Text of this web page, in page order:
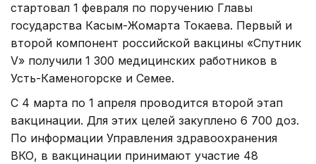
стартовал 1 февраля по поручению Главы
государства Касым-Жомарта Токаева. Первый и
второй компонент российской вакцины «Спутник
V» получили 1 300 медицинских работников в
Усть-Каменогорске и Семее.
С 4 марта по 1 апреля проводится второй этап
вакцинации. Для этих целей закуплено 6 700 доз.
По информации Управления здравоохранения
ВКО, в вакцинации принимают участие 48